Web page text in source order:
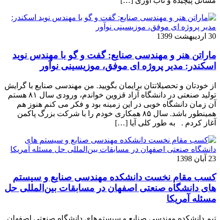
30 اردیبهشت 1399
ماراتن هنر و مهندسی صنایع: گفت و گو با مهندس نوید
اسکندر: مدیر پروژه ای موفق، موزیسینی نوآور
از خودتان و تحصیلاتتان برایمان بگویید. من مهندسی صنایع با گرایش
تولید صنعتی در دانشگاه آزاد قزوین خواندم، ورودی سال ۸۱ هستم
آن زمان دانشگاه خوبی در این زمینه بود و فکر می کنم هنوز هم
همینطور باشد. سال ۸۵ همکاری خودم را با شرکت بزرگ پاکمن
آغاز کردم . به طور کلی آیا […]
23 آبان 1398
کسب مقام نخست دانشکده مهندسی صنایع و سیستم
های دانشگاه صنعتی اصفهان در مسابقات بین‌المللی حل
مسئله آمریکا
تیم دانشکده مهندسی صنایع و سیستم‌های دانشگاه صنعتی اصفهان